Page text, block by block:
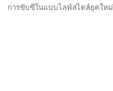
การขับขี่ในแบบไลฟ์สไตล์ยุคใหม่